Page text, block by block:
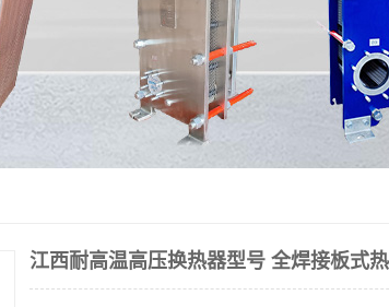
江西耐高温高压换热器型号 全焊接板式